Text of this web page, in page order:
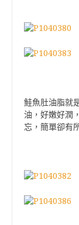
鮭魚肚油脂就
油，好嫩好潤
忘，簡單卻有